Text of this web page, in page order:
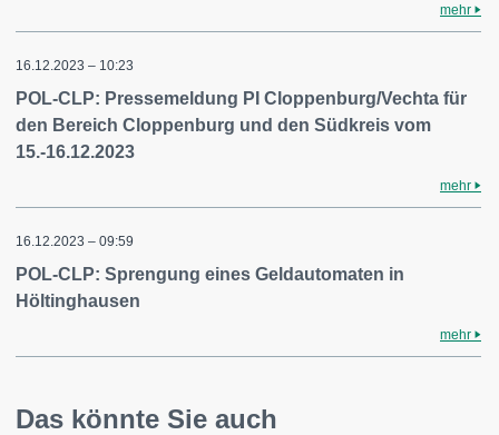
mehr
16.12.2023 – 10:23
POL-CLP: Pressemeldung PI Cloppenburg/Vechta für
den Bereich Cloppenburg und den Südkreis vom
15.-16.12.2023
mehr
16.12.2023 – 09:59
POL-CLP: Sprengung eines Geldautomaten in
Höltinghausen
mehr
Das könnte Sie auch